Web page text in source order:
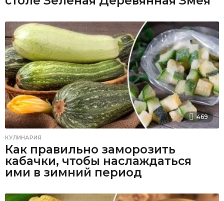
469
КУЛИНАРИЯ
Как правильно заморозить
кабачки, чтобы наслаждаться
ими в зимний период